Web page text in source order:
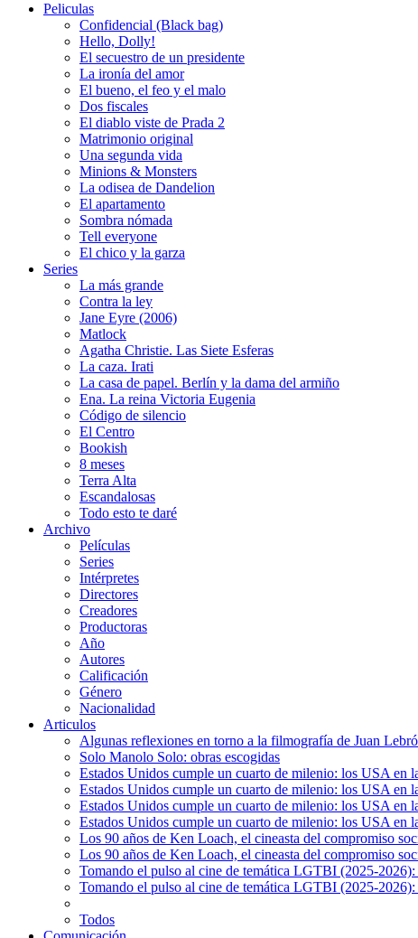
Peliculas
Confidencial (Black bag)
Hello, Dolly!
El secuestro de un presidente
La ironía del amor
El bueno, el feo y el malo
Dos fiscales
El diablo viste de Prada 2
Matrimonio original
Una segunda vida
Minions & Monsters
La odisea de Dandelion
El apartamento
Sombra nómada
Tell everyone
El chico y la garza
Series
La más grande
Contra la ley
Jane Eyre (2006)
Matlock
Agatha Christie. Las Siete Esferas
La caza. Irati
La casa de papel. Berlín y la dama del armiño
Ena. La reina Victoria Eugenia
Código de silencio
El Centro
Bookish
8 meses
Terra Alta
Escandalosas
Todo esto te daré
Archivo
Películas
Series
Intérpretes
Directores
Creadores
Productoras
Año
Autores
Calificación
Género
Nacionalidad
Articulos
Algunas reflexiones en torno a la filmografía de Juan
Solo Manolo Solo: obras escogidas
Estados Unidos cumple un cuarto de milenio: los USA en
Estados Unidos cumple un cuarto de milenio: los USA en
Estados Unidos cumple un cuarto de milenio: los USA en
Estados Unidos cumple un cuarto de milenio: los USA en
Los 90 años de Ken Loach, el cineasta del compromiso
Los 90 años de Ken Loach, el cineasta del compromiso
Tomando el pulso al cine de temática LGTBI (2025-
Tomando el pulso al cine de temática LGTBI (2025-
Todos